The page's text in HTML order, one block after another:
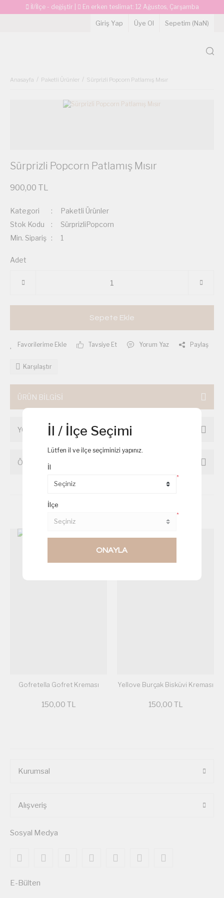
İl/İlçe - değiştir En erken teslimat: 12 Ağustos, Çarşamba
Giriş Yap Üye Ol Sepetim (NaN)
Anasayfa Paketli Ürünler Sürprizli Popcorn Patlamış Mısır
Sürprizli Popcorn Patlamış Mısır
900,00 TL
Kategori
Paketli Ürünler
Stok Kodu
SürprizliPopcorn
Min. Sipariş
1
Adet
Sepete Ekle
Tavsiye Et Yorum Yaz Paylaş
Karşılaştır
ÜRÜN BİLGİSİ
YORUMLAR
ÖNERİLERİNİZ
Gofretella Gofret Kreması
150,00 TL
Yellove Burçak Bisküvi Kreması
150,00 TL
Kurumsal
Alışveriş
Sosyal Medya
E-Bülten
İl / İlçe Seçimi
Lütfen il ve ilçe seçiminizi yapınız.
İl
*
İlçe
*
ONAYLA